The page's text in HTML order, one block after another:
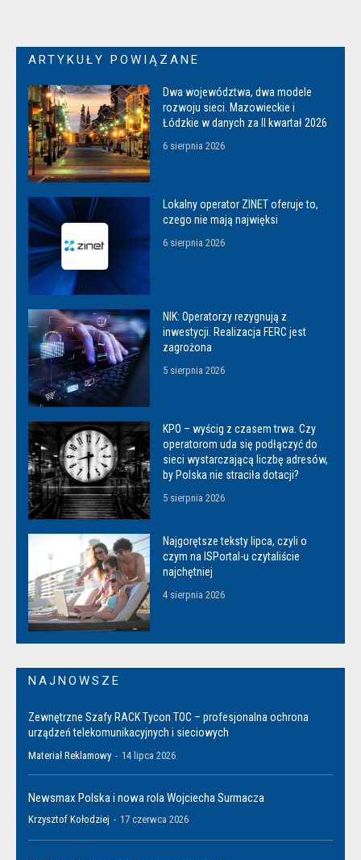
ARTYKUŁY POWIĄZANE
Dwa województwa, dwa modele
rozwoju sieci. Mazowieckie i
Łódzkie w danych za II kwartał 2026
6 sierpnia 2026
Lokalny operator ZINET oferuje to,
czego nie mają najwięksi
6 sierpnia 2026
NIK: Operatorzy rezygnują z
inwestycji. Realizacja FERC jest
zagrożona
5 sierpnia 2026
KPO – wyścig z czasem trwa. Czy
operatorom uda się podłączyć do
sieci wystarczającą liczbę adresów,
by Polska nie straciła dotacji?
5 sierpnia 2026
Najgorętsze teksty lipca, czyli o
czym na ISPortal-u czytaliście
najchętniej
4 sierpnia 2026
NAJNOWSZE
Zewnętrzne Szafy RACK Tycon TOC – profesjonalna ochrona
urządzeń telekomunikacyjnych i sieciowych
Materiał Reklamowy - 14 lipca 2026
Newsmax Polska i nowa rola Wojciecha Surmacza
Krzysztof Kołodziej - 17 czerwca 2026